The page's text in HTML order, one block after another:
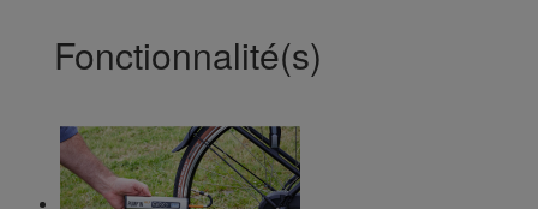
Fonctionnalité(s)